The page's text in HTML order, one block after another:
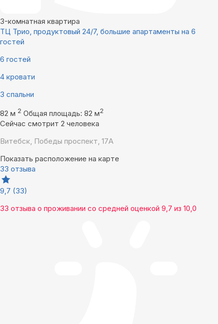
3-комнатная квартира
ТЦ Трио, продуктовый 24/7, большие апартаменты на 6
гостей
6 гостей
4 кровати
3 спальни
82 м 2 Общая площадь: 82 м2
Сейчас смотрит 2 человека
Витебск, Победы проспект, 17А
Показать расположение на карте
33 отзыва
9,7 (33)
33 отзыва о проживании со средней оценкой 9,7 из 10,0